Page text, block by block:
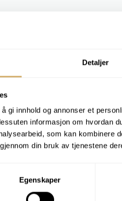
Detaljer
gi innhold og annonser et
informasjon om hvordan
som kan kombinere
din bruk av tjenestene
Egenskaper
can lead to serious engine
and blockages in the oil
identifies glycol-based
is clearly informed of the need
soon as possible.